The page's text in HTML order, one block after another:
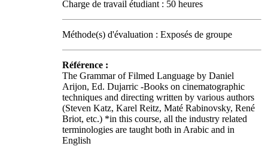
Charge de travail étudiant : 50 heures
Méthode(s) d'évaluation : Exposés de groupe
Référence :
The Grammar of Filmed Language by Daniel
Arijon, Ed. Dujarric -Books on cinematographic
techniques and directing written by various authors
(Steven Katz, Karel Reitz, Maté Rabinovsky, René
Briot, etc.) *in this course, all the industry related
terminologies are taught both in Arabic and in
English